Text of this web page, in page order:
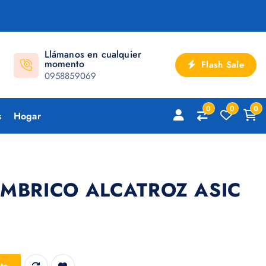
Llámanos en cualquier
momento
0958859069
Flash Sale
Hogar
0 0 0
ALCATROZ ASIC
ASIC 3 cantidad